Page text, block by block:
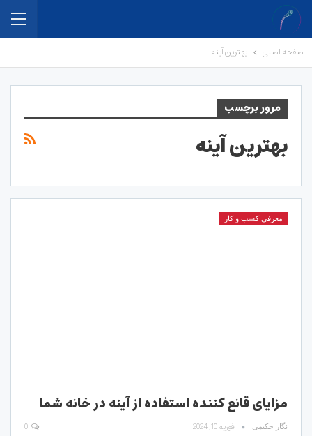
صفحه اصلی بهترین آینه
مرور برچسب
بهترین آینه
معرفی کسب و کار
مزایای قانع کننده استفاده از آینه در خانه شما
نگار حکیمی فوریه 10, 2024